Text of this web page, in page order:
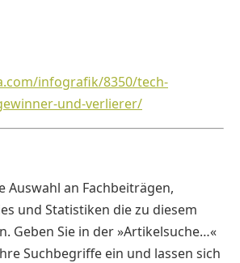
infografik/8350/tech-
und-verlierer/
Auswahl an Fachbeiträgen,
und Statistiken die zu diesem
Geben Sie in der »Artikelsuche…«
Suchbegriffe ein und lassen sich